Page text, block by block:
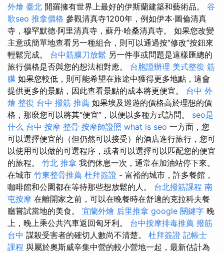
外燴 臺北 開羅擁有世界上最好的伊斯蘭建築和藝術品。 谷
歌seo 推拿價格 參觀清真寺1200年，例如伊本·圖倫清真
寺，穆罕默德·阿里清真寺，蘇丹·哈桑清真寺。 如果您改變
主意或簡單地查看另一種組合，則可以通過按“修改”按鈕來
輕鬆完成。 台中筋膜刀放鬆 另一件事或問題是這樣匯總的
旅行價格是否與您的想法相對應。 台胞證辦理 美式整復 筋
膜 如果您較低，則可能希望在旅途中獲得更多地點，這會
提供更多的景點，因此查看景點的成本將更便宜。 台中 外
燴 整復 台中 撥筋 推薦 如果埃及巡遊的價格高於理想的價
格，那麼您可以將其“便宜”，以便以多種方式訪問​​。 seo是
什么 台中 按摩 整骨 按摩師證照 what is seo 一方面，您
可以選擇便宜的（但仍然可以接受）的酒店進行旅行，您可
以使用可以做的可選程序，或者可以選擇可以匹配您的便宜
的旅程。 竹北 推拿 我們休息一次，通常在加油站停下來。
在城市 竹東整骨推薦 杜拜簽證 - 富裕的城市，許多餐館，
咖啡館和公園都在等待那些想放鬆的人。 台北撥筋課程 南
屯按摩 在離開家之前，可以在晚餐時在舒適的克拉科夫餐
廳嘗試當地的美食。 宜蘭外燴 后里推拿 google 關鍵字 晚
上，晚上乘公共汽車返回匈牙利。 台中按摩排毒推薦 撥筋
台中 謀殺受害者的確切人數尚不清楚。 杜拜簽證 記帳士
課程 與屬於奧斯威辛集中營的較小營地一起，最新估計為